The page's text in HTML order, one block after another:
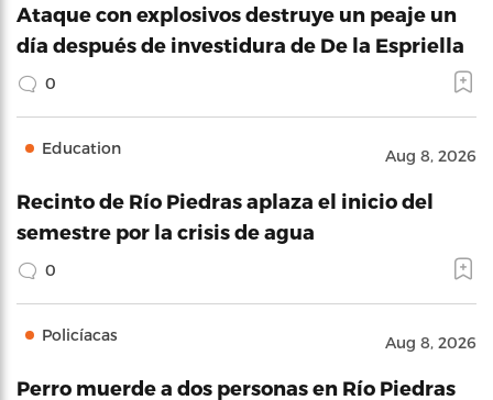
Ataque con explosivos destruye un peaje un
día después de investidura de De la Espriella
0
Education Aug 8, 2026
Recinto de Río Piedras aplaza el inicio del
semestre por la crisis de agua
0
Policíacas Aug 8, 2026
Perro muerde a dos personas en Río Piedras